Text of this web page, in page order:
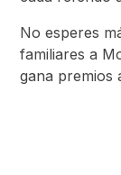
No esperes
familiares a
gana premios